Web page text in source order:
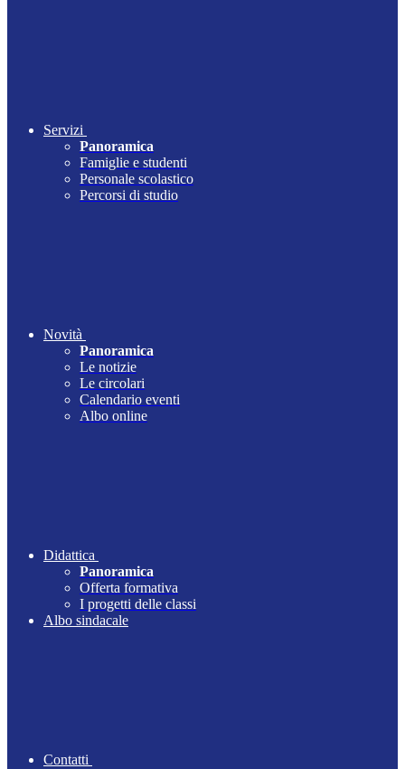
Servizi
Panoramica
Famiglie e studenti
Personale scolastico
Percorsi di studio
Novità
Panoramica
Le notizie
Le circolari
Calendario eventi
Albo online
Didattica
Panoramica
Offerta formativa
I progetti delle classi
Albo sindacale
Contatti